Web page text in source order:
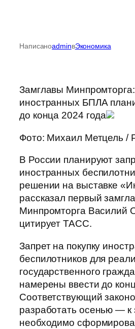
НаписаноadminвЭкономика
Замглавы Минпромторга:
иностранных БПЛА
до конца 2024 года
Фото: Михаил Метцель /
В России планируют
иностранных
решении на выставке
рассказал первый
Минпромторга Василий
цитирует ТАСС.
Запрет на покупку
беспилотников для
государственного
намерены ввести до
Соответствующий
разработать осенью — к
необходимо